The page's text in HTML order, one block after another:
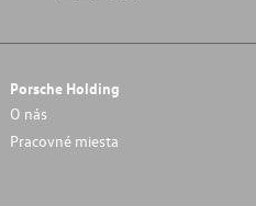
Porsche Holding
O nás
Pracovné miesta